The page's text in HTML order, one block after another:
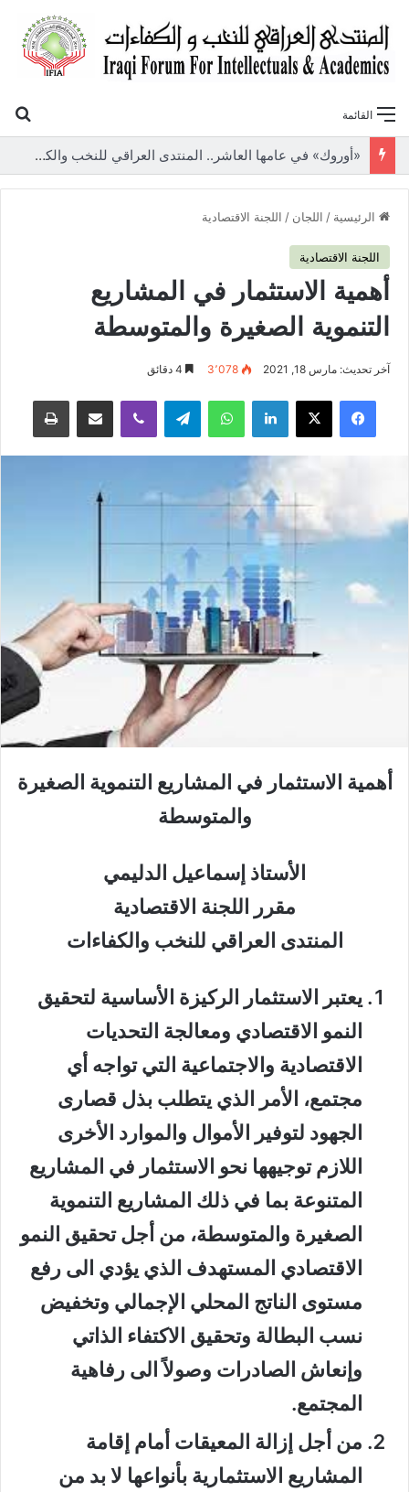
القائمة
الذكاء الاصطناعي.. تحديات ومخاطر تواجه الإعلام العراقي
الرئيسية / اللجان / اللجنة الاقتصادية
اللجنة الاقتصادية
أهمية الاستثمار في المشاريع
التنموية الصغيرة والمتوسطة
آخر تحديث: مارس 18, 2021 3٬078
فيسبوك لينكدإن واتساب
أهمية الاستثمار في المشاريع التنموية الصغيرة
والمتوسطة
الأستاذ إسماعيل الدليمي
مقرر اللجنة الاقتصادية
المنتدى العراقي للنخب والكفاءات
يعتبر الاستثمار الركيزة الأساسية لتحقيق
النمو الاقتصادي ومعالجة التحديات
الاقتصادية والاجتماعية التي تواجه أي
مجتمع، الأمر الذي يتطلب بذل قصارى
الجهود لتوفير الأموال والموارد الأخرى
اللازم توجيهها نحو الاستثمار في المشاريع
المتنوعة بما في ذلك المشاريع التنموية
الصغيرة والمتوسطة، من أجل تحقيق النمو
الاقتصادي المستهدف الذي يؤدي الى رفع
مستوى الناتج المحلي الإجمالي وتخفيض
نسب البطالة وتحقيق الاكتفاء الذاتي
وإنعاش الصادرات وصولاً الى رفاهية
المجتمع.
من أجل إزالة المعيقات أمام إقامة
المشاريع الاستثمارية بأنواعها لا بد من